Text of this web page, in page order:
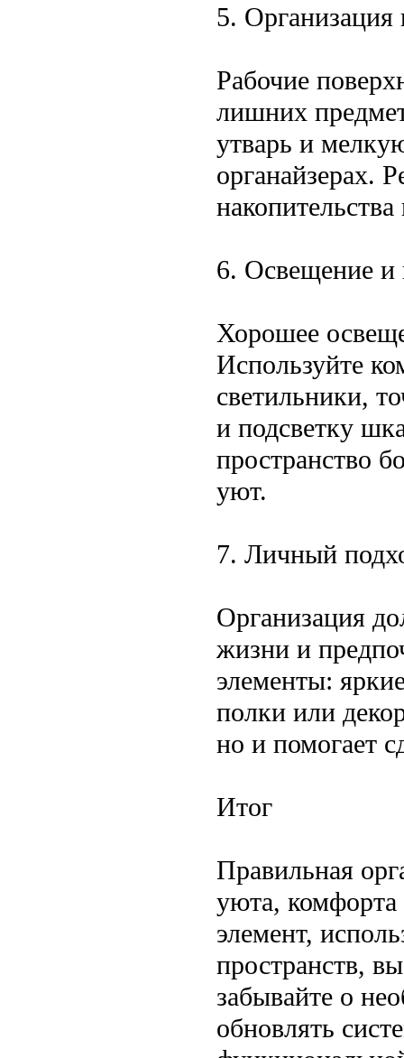
5. Организация
Рабочие
лишних
утварь и
органайзерах.
6. Освещение и
Хорошее
Используйте
светильники,
и подсветку
пространство
уют.
7. Личный
Организация
жизни и
элементы:
полки или
но и помогает
Итог
Правильная
уюта,
элемент,
пространств,
забывайте о
обновлять